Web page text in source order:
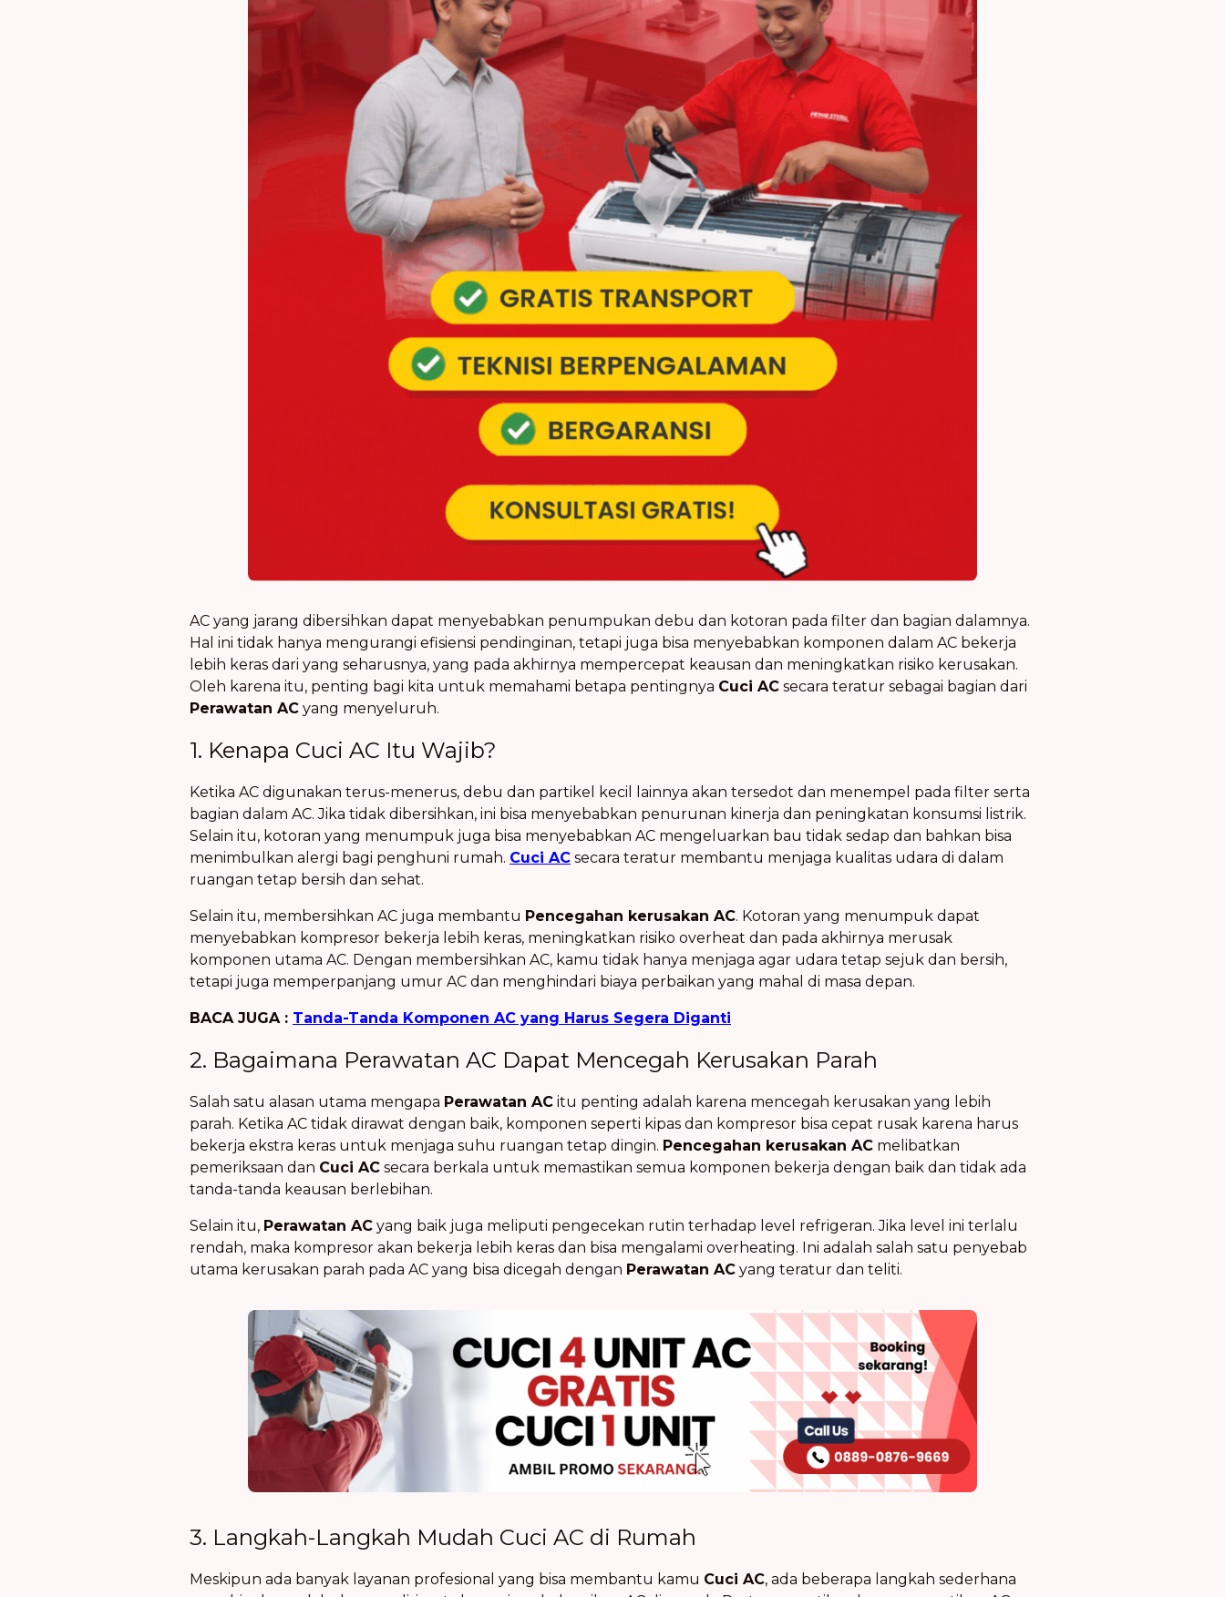
AC yang jarang dibersihkan dapat menyebabkan penumpukan debu dan kotoran pada filter dan bagian dalamnya.
Hal ini tidak hanya mengurangi efisiensi pendinginan, tetapi juga bisa menyebabkan komponen dalam AC bekerja
lebih keras dari yang seharusnya, yang pada akhirnya mempercepat keausan dan meningkatkan risiko kerusakan.
Oleh karena itu, penting bagi kita untuk memahami betapa pentingnya Cuci AC secara teratur sebagai bagian dari
Perawatan AC yang menyeluruh.
1. Kenapa Cuci AC Itu Wajib?
Ketika AC digunakan terus-menerus, debu dan partikel kecil lainnya akan tersedot dan menempel pada filter serta
bagian dalam AC. Jika tidak dibersihkan, ini bisa menyebabkan penurunan kinerja dan peningkatan konsumsi listrik.
Selain itu, kotoran yang menumpuk juga bisa menyebabkan AC mengeluarkan bau tidak sedap dan bahkan bisa
menimbulkan alergi bagi penghuni rumah. Cuci AC secara teratur membantu menjaga kualitas udara di dalam
ruangan tetap bersih dan sehat.
Selain itu, membersihkan AC juga membantu Pencegahan kerusakan AC. Kotoran yang menumpuk dapat
menyebabkan kompresor bekerja lebih keras, meningkatkan risiko overheat dan pada akhirnya merusak
komponen utama AC. Dengan membersihkan AC, kamu tidak hanya menjaga agar udara tetap sejuk dan bersih,
tetapi juga memperpanjang umur AC dan menghindari biaya perbaikan yang mahal di masa depan.
BACA JUGA : Tanda-Tanda Komponen AC yang Harus Segera Diganti
2. Bagaimana Perawatan AC Dapat Mencegah Kerusakan Parah
Salah satu alasan utama mengapa Perawatan AC itu penting adalah karena mencegah kerusakan yang lebih
parah. Ketika AC tidak dirawat dengan baik, komponen seperti kipas dan kompresor bisa cepat rusak karena harus
bekerja ekstra keras untuk menjaga suhu ruangan tetap dingin. Pencegahan kerusakan AC melibatkan
pemeriksaan dan Cuci AC secara berkala untuk memastikan semua komponen bekerja dengan baik dan tidak ada
tanda-tanda keausan berlebihan.
Selain itu, Perawatan AC yang baik juga meliputi pengecekan rutin terhadap level refrigeran. Jika level ini terlalu
rendah, maka kompresor akan bekerja lebih keras dan bisa mengalami overheating. Ini adalah salah satu penyebab
utama kerusakan parah pada AC yang bisa dicegah dengan Perawatan AC yang teratur dan teliti.
3. Langkah-Langkah Mudah Cuci AC di Rumah
Meskipun ada banyak layanan profesional yang bisa membantu kamu Cuci AC, ada beberapa langkah sederhana